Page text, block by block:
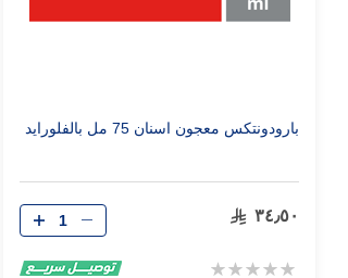
بارودونتكس معجون اسنان 75 مل بالفلورايد
٣٤٫٥٠
Rating:
الكمية